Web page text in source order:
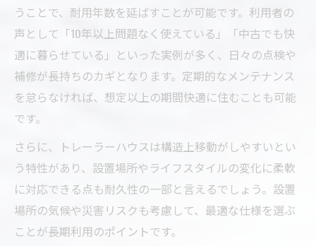
うことで、耐用年数を延ばすことが可能です。利用者の
声として「10年以上問題なく使えている」「中古でも快
適に暮らせている」といった実例が多く、日々の点検や
補修が長持ちのカギとなります。定期的なメンテナンス
を怠らなければ、想定以上の期間快適に住むことも可能
です。
さらに、トレーラーハウスは構造上移動がしやすいとい
う特性があり、設置場所やライフスタイルの変化に柔軟
に対応できる点も耐久性の一部と言えるでしょう。設置
場所の気候や災害リスクも考慮して、最適な仕様を選ぶ
ことが長期利用のポイントです。